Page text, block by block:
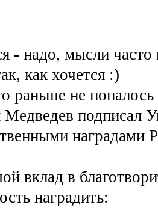
- надо, мысли часто
как хочется :)
раньше не
подписал
наградами
вклад в
наградить: